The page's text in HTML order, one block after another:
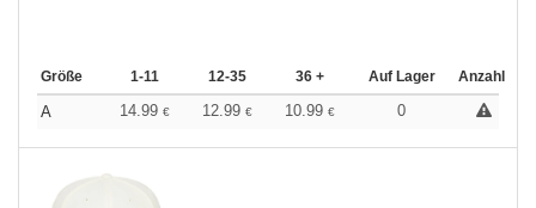
Größe 1-11 12-35 36 + Auf Lager Anzahl
A 14.99 € 12.99 € 10.99 € 0